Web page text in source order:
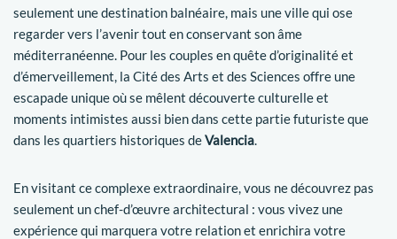
seulement une destination balnéaire, mais une ville qui ose
regarder vers l’avenir tout en conservant son âme
méditerranéenne. Pour les couples en quête d’originalité et
d’émerveillement, la Cité des Arts et des Sciences offre une
escapade unique où se mêlent découverte culturelle et
moments intimistes aussi bien dans cette partie futuriste que
dans les quartiers historiques deValencia.
En visitant ce complexe extraordinaire, vous ne découvrez pas
seulement un chef-d’œuvre architectural : vous vivez une
expérience qui marquera votre relation et enrichira votre